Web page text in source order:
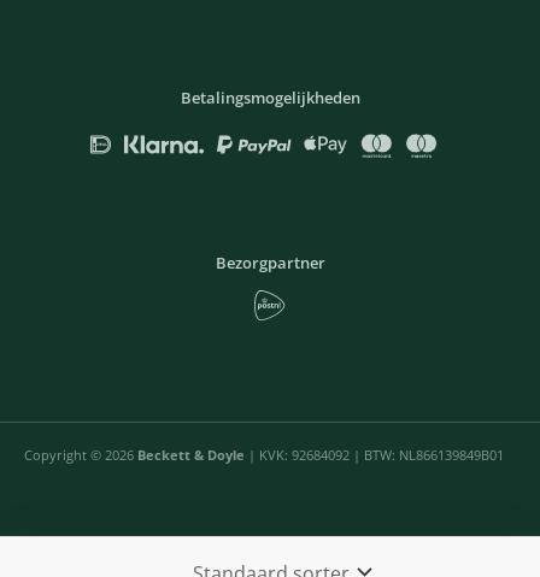
Betalingsmogelijkheden
Bezorgpartner
Copyright © 2026 Beckett & Doyle | KVK: 92684092 | BTW: NL866139849B01